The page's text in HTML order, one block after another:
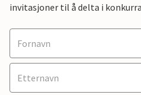
invitasjoner til å delta i